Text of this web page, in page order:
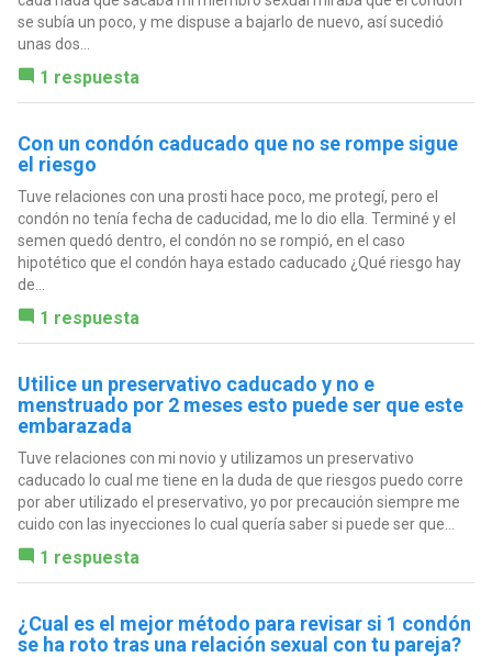
se subía un poco, y me dispuse a bajarlo de nuevo, así sucedió
unas dos...
1 respuesta
Con un condón caducado que no se rompe sigue
el riesgo
Tuve relaciones con una prosti hace poco, me protegí, pero el
condón no tenía fecha de caducidad, me lo dio ella. Terminé y el
semen quedó dentro, el condón no se rompió, en el caso
hipotético que el condón haya estado caducado ¿Qué riesgo hay
de...
1 respuesta
Utilice un preservativo caducado y no e
menstruado por 2 meses esto puede ser que este
embarazada
Tuve relaciones con mi novio y utilizamos un preservativo
caducado lo cual me tiene en la duda de que riesgos puedo corre
por aber utilizado el preservativo, yo por precaución siempre me
cuido con las inyecciones lo cual quería saber si puede ser que...
1 respuesta
¿Cual es el mejor método para revisar si 1 condón
se ha roto tras una relación sexual con tu pareja?